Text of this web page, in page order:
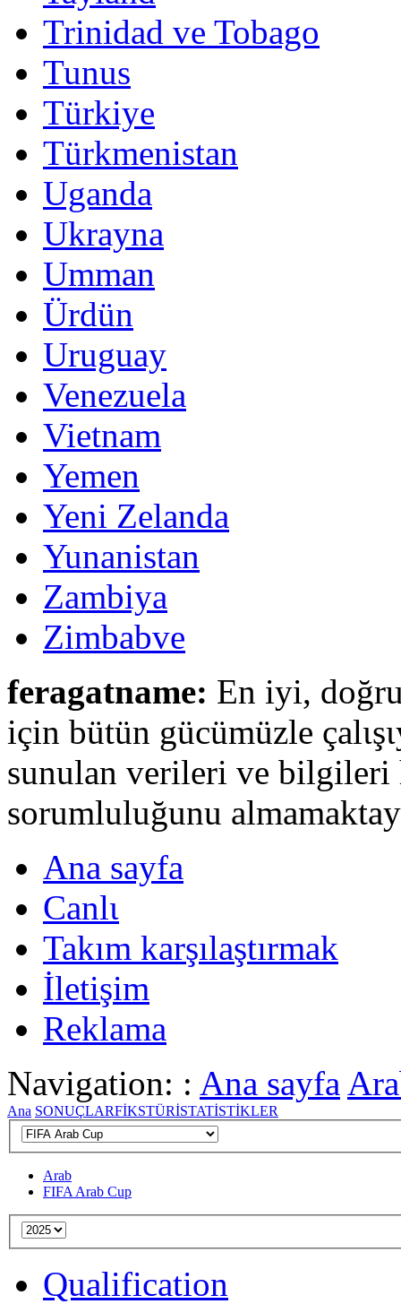
Trinidad ve Tobago
Tunus
Türkiye
Türkmenistan
Uganda
Ukrayna
Umman
Ürdün
Uruguay
Venezuela
Vietnam
Yemen
Yeni Zelanda
Yunanistan
Zambiya
Zimbabve
feragatname: En iyi,
için bütün gücümüzle
sunulan verileri ve bilgileri
sorumluluğunu
Ana sayfa
Canlι
Takım karşılaştırmak
İletişim
Reklama
Navigation: : Ana sayfa
Ana SONUÇLARFİKSTÜRİSTATİSTİKLER
Arab
FIFA Arab Cup
Qualification